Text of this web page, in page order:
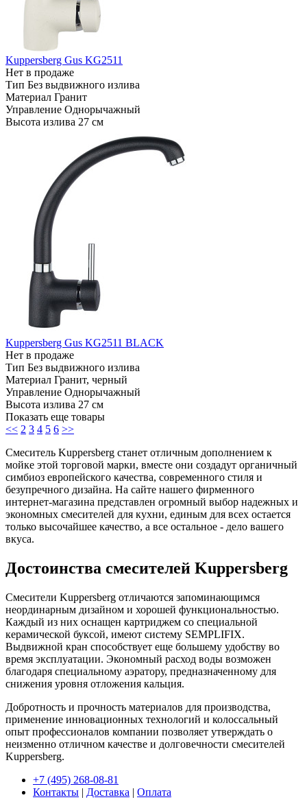
Kuppersberg Gus KG2511
Нет в продаже
Тип Без выдвижного излива
Материал Гранит
Управление Однорычажный
Высота излива 27 см
Kuppersberg Gus KG2511 BLACK
Нет в продаже
Тип Без выдвижного излива
Материал Гранит, черный
Управление Однорычажный
Высота излива 27 см
Показать еще товары
<< 2 3 4 5 6 >>
Смеситель Kuppersberg станет отличным дополнением к
мойке этой торговой марки, вместе они создадут органичный
симбиоз европейского качества, современного стиля и
безупречного дизайна. На сайте нашего фирменного
интернет-магазина представлен огромный выбор надежных и
экономных смесителей для кухни, единым для всех остается
только высочайшее качество, а все остальное - дело вашего
вкуса.
Достоинства смесителей Kuppersberg
Смесители Kuppersberg отличаются запоминающимся
неординарным дизайном и хорошей функциональностью.
Каждый из них оснащен картриджем со специальной
керамической буксой, имеют систему SEMPLIFIX.
Выдвижной кран способствует еще большему удобству во
время эксплуатации. Экономный расход воды возможен
благодаря специальному аэратору, предназначенному для
снижения уровня отложения кальция.
Добротность и прочность материалов для производства,
применение инновационных технологий и колоссальный
опыт профессионалов компании позволяет утверждать о
неизменно отличном качестве и долговечности смесителей
Kuppersberg.
+7 (495) 268-08-81
Контакты | Доставка | Оплата